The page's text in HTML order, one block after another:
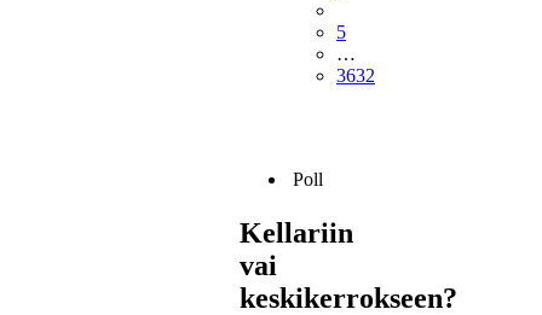
5
…
3632
Poll
Kellariin
vai
keskikerrokseen?